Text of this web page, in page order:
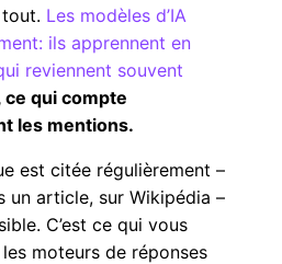
tout. Les modèles d’IA
ils apprennent en
reviennent souvent
ce qui compte
les mentions.
est citée régulièrement –
un article, sur Wikipédia –
C’est ce qui vous
moteurs de réponses